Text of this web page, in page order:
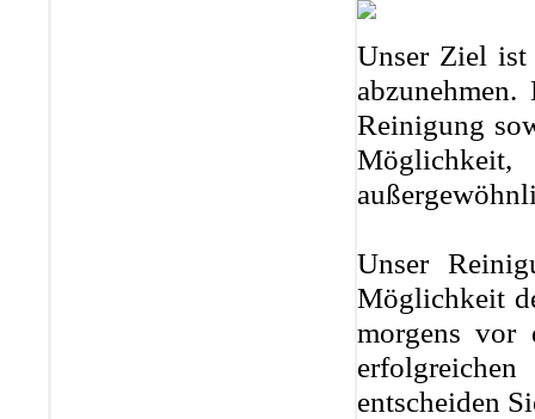
Unser Ziel ist
Reinigung
Unser
Möglichkeit
morgens vor
entscheiden